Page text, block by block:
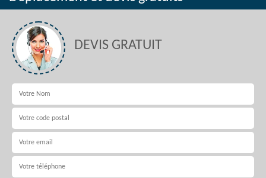
DEVIS GRATUIT